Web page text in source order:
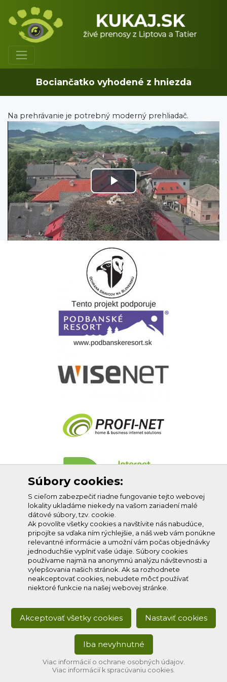
Bociančatko vyhodené z hniezda
Na prehrávanie je potrebný moderný prehliadač.
Play
Video
Profi-net s.r.o.
Súbory cookies:
S cieľom zabezpečiť riadne fungovanie tejto webovej
lokality ukladáme niekedy na vašom zariadení malé
dátové súbory, tzv. cookie.
Ak povolíte všetky cookies a navštívite nás nabudúce,
pripojíte sa vďaka ním rýchlejšie, a náš web vám ponúkne
relevantné informácie a umožní vám počas objednávky
jednoduchšie vyplniť vaše údaje. Súbory cookies
používame najmä na anonymnú analýzu návštevnosti a
vylepšovania našich stránok. Ak sa rozhodnete
neakceptovať cookies, nebudete môcť používať
niektoré funkcie na našej webovej stránke.
Akceptovať všetky cookies Nastaviť cookies
Iba nevyhnutné
Viac informácií o ochrane osobných údajov.
Viac informácií k spracúvaniu cookies.